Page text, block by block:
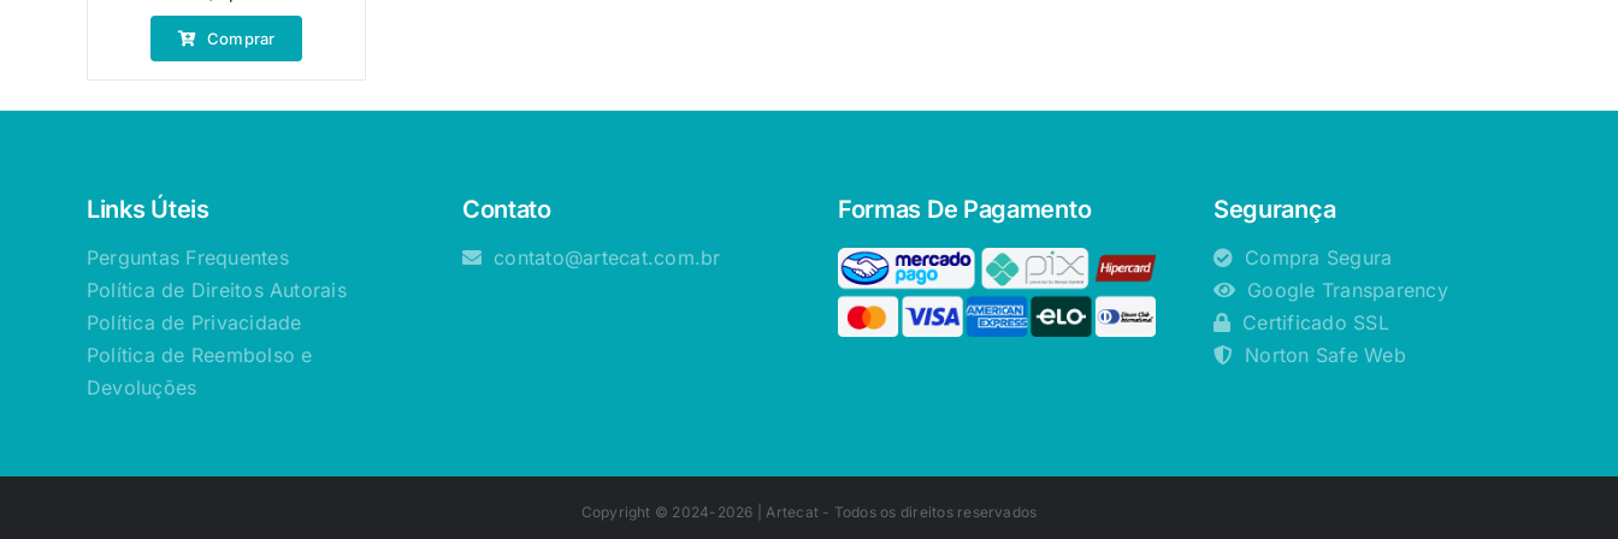
Comprar
Links Úteis
Perguntas Frequentes
Política de Direitos Autorais
Política de Privacidade
Política de Reembolso e
Devoluções
Contato
contato@artecat.com.br
Formas De Pagamento Segurança
Compra Segura
Google Transparency
Certificado SSL
Norton Safe Web
Copyright © 2024-2026 |Artecat - Todos os direitos reservados